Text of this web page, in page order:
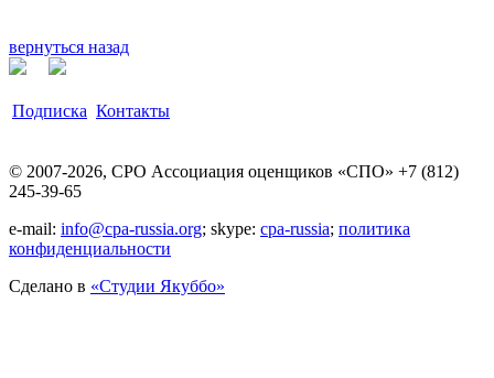
вернуться назад
Подписка Контакты
© 2007-2026, СРО Ассоциация оценщиков «СПО» +7 (812)
245-39-65
e-mail: info@cpa-russia.org; skype: cpa-russia; политика
конфиденциальности
Сделано в «Cтудии Якуббо»